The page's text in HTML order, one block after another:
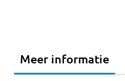
Meer informatie